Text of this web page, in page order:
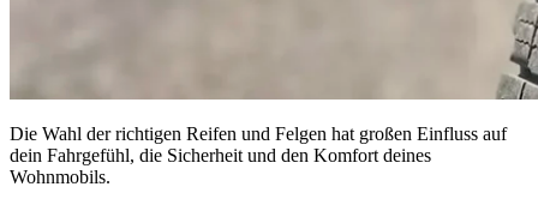
Die Wahl der richtigen Reifen und Felgen hat großen Einfluss auf
dein Fahrgefühl, die Sicherheit und den Komfort deines
Wohnmobils.